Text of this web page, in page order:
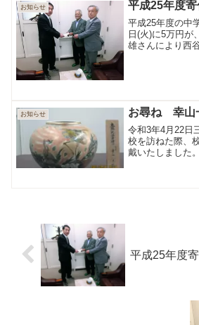
お知らせ 平成25年度
平成25年度の中
日(火)に5万円が
雄さんにより西
お知らせ お尋ね 幸山
令和3年4月22日
校を訪ねた際、
戴いたしました
平成25年度